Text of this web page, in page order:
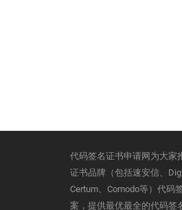
代码签名证书申请网为大家
证书品牌（包括速安信、
Certum、Comodo等）代码
案，提供最优最全的代码签